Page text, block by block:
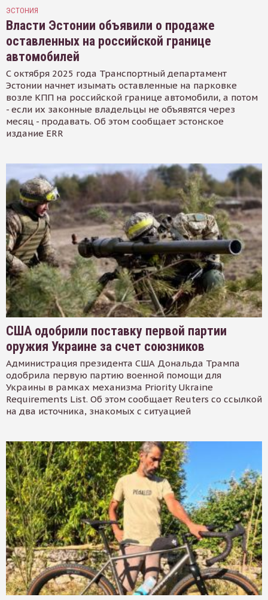
ЭСТОНИЯ
Власти Эстонии объявили о продаже
оставленных на российской границе
автомобилей
С октября 2025 года Транспортный департамент
Эстонии начнет изымать оставленные на парковке
возле КПП на российской границе автомобили, а потом
- если их законные владельцы не объявятся через
месяц - продавать. Об этом сообщает эстонское
издание ERR
США одобрили поставку первой партии
оружия Украине за счет союзников
Администрация президента США Дональда Трампа
одобрила первую партию военной помощи для
Украины в рамках механизма Priority Ukraine
Requirements List. Об этом сообщает Reuters со ссылкой
на два источника, знакомых с ситуацией